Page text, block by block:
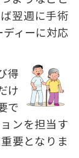
翌週に手術
ィーに対応
得
け
で
ンを担当す
要となりま